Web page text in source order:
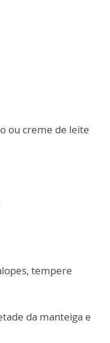
ou creme de leite
tempere
da manteiga e